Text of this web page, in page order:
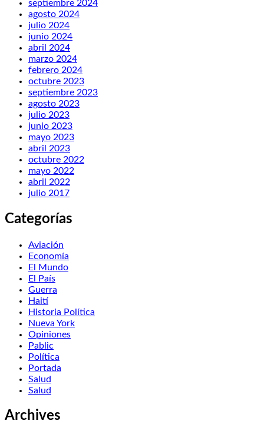
septiembre 2024
agosto 2024
julio 2024
junio 2024
abril 2024
marzo 2024
febrero 2024
octubre 2023
septiembre 2023
agosto 2023
julio 2023
junio 2023
mayo 2023
abril 2023
octubre 2022
mayo 2022
abril 2022
julio 2017
Categorías
Aviación
Economía
El Mundo
El País
Guerra
Haití
Historia Política
Nueva York
Opiniones
Pablic
Política
Portada
Salud
Salud
Archives